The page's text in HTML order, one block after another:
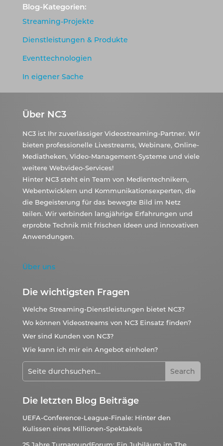
Blog-Kategorien:
Streaming-Projekte
Dienstleistungen & Produkte
Eventtechnologien
In eigener Sache
Über NC3
NC3 ist Ihr zuverlässiger Videostreaming-Partner. Wir
bieten professionelle Livestreams, Webinare, Online-
Mediatheken, Video-Management-Systeme und viele
weitere Webvideo-Services!
Hinter NC3 steht ein Team von Medientechnikern,
Webentwicklern und Kommunikationsexperten, die
die Begeisterung für das bewegte Bild im Netz
teilen. Wir verbinden langjährige Erfahrungen und
erprobte Technik mit frischen Ideen und innovativen
Anwendungen.
Über uns
Die wichtigsten Fragen
Welche Streaming-Dienstleistungen bietet NC3?
Wo können Videostreams von NC3 Einsatz finden?
Wer sind Kunden von NC3?
Wie kann ich mir ein Angebot einholen?
Die letzten Blog Beiträge
UEFA-Conference-League-Finale: Hinter den
Kulissen eines Millionen-Spektakels